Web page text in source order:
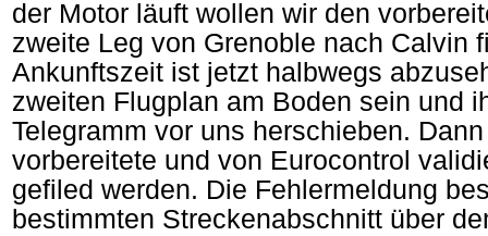
der Motor läuft wollen wir den
zweite Leg von Grenoble nach Calvin
Ankunftszeit ist jetzt halbwegs
zweiten Flugplan am Boden sein und
Telegramm vor uns herschieben.
vorbereitete und von Eurocontrol
gefiled werden. Die Fehlermeldung
bestimmten Streckenabschnitt über